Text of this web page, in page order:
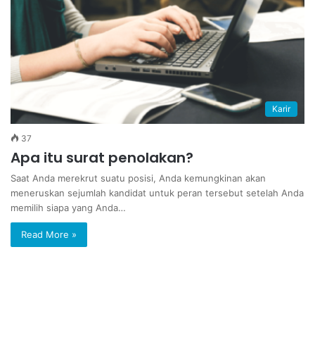
Karir
37
Apa itu surat penolakan?
Saat Anda merekrut suatu posisi, Anda kemungkinan akan
meneruskan sejumlah kandidat untuk peran tersebut setelah Anda
memilih siapa yang Anda…
Read More »